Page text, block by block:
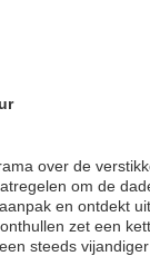
over de
om de
en ontdekt
zet een
steeds